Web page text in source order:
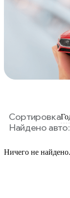
Сортировка
Найдено авто:
Ничего не